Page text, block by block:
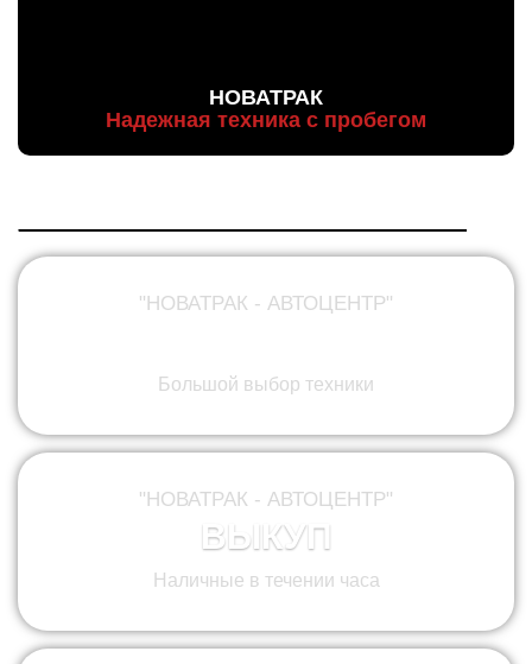
НОВАТРАК
Надежная техника с пробегом
"НОВАТРАК - АВТОЦЕНТР"
Большой выбор техники
"НОВАТРАК - АВТОЦЕНТР"
ВЫКУП
Наличные в течении часа